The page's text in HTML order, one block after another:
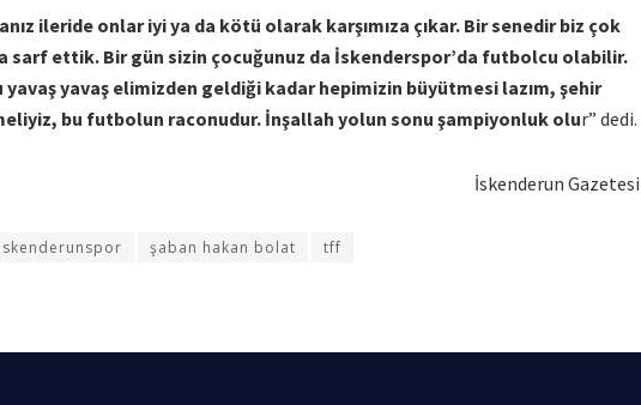
ileride onlar iyi ya da kötü olarak karşımıza çıkar. Bir senedir biz çok
sarf ettik. Bir gün sizin çocuğunuz da İskenderspor’da futbolcu olabilir.
yavaş yavaş elimizden geldiği kadar hepimizin büyütmesi lazım, şehir
bu futbolun raconudur. İnşallah yolun sonu şampiyonluk olur” dedi.
İskenderun Gazetesi
iskenderunspor şaban hakan bolat tff